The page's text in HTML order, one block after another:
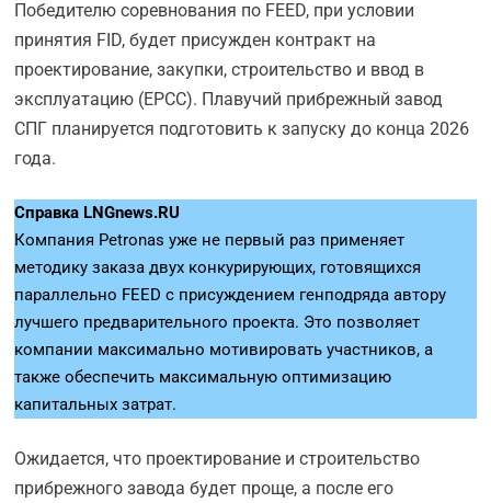
Победителю соревнования по FEED, при условии
принятия FID, будет присужден контракт на
проектирование, закупки, строительство и ввод в
эксплуатацию (EPCC). Плавучий прибрежный завод
СПГ планируется подготовить к запуску до конца 2026
года.
Справка LNGnews.RU
Компания Petronas уже не первый раз применяет
методику заказа двух конкурирующих, готовящихся
параллельно FEED с присуждением генподряда автору
лучшего предварительного проекта. Это позволяет
компании максимально мотивировать участников, а
также обеспечить максимальную оптимизацию
капитальных затрат.
Ожидается, что проектирование и строительство
прибрежного завода будет проще, а после его